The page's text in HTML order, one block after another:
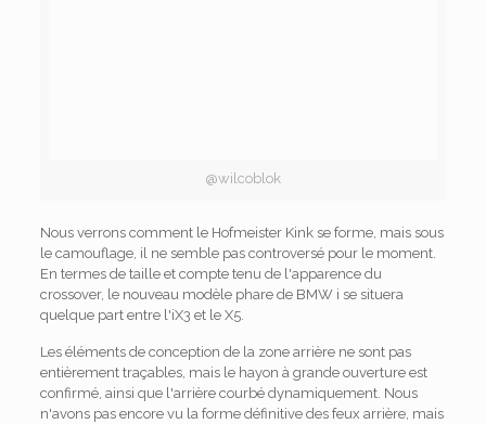
@wilcoblok
Nous verrons comment le Hofmeister Kink se forme, mais sous
le camouflage, il ne semble pas controversé pour le moment.
En termes de taille et compte tenu de l'apparence du
crossover, le nouveau modèle phare de BMW i se situera
quelque part entre l'iX3 et le X5.
Les éléments de conception de la zone arrière ne sont pas
entièrement traçables, mais le hayon à grande ouverture est
confirmé, ainsi que l'arrière courbé dynamiquement. Nous
n'avons pas encore vu la forme définitive des feux arrière, mais